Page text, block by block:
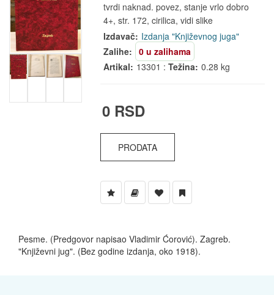
tvrdi naknad. povez, stanje vrlo dobro
4+, str. 172, cirilica, vidi slike
Izdavač: Izdanja "Književnog juga"
Zalihe:
0 u zalihama
Artikal: 13301 :Težina: 0.28 kg
0 RSD
PRODATA
Pesme. (Predgovor napisao Vladimir Ćorović). Zagreb.
"Književni jug". (Bez godine izdanja, oko 1918).